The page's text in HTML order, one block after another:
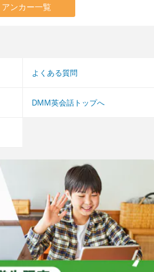
アンカー一覧
よくある質問
DMM英会話トップへ